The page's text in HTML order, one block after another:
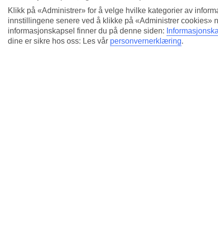
Klikk på «Administrer» for å velge hvilke kategorier av
innstillingene senere ved å klikke på «Administrer cookies»
informasjonskapsel finner du på denne siden:
dine er sikre hos oss: Les vår personvernerklæring.